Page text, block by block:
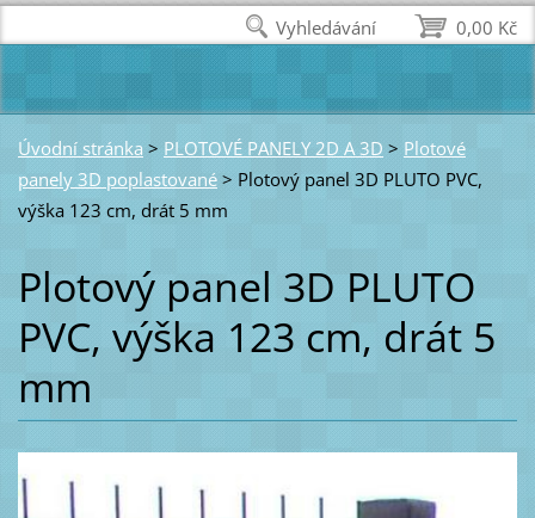
Úvodní stránka > PLOTOVÉ PANELY 2D A 3D > Plotové
panely 3D poplastované > Plotový panel 3D PLUTO PVC,
výška 123 cm, drát 5 mm
Plotový panel 3D PLUTO
PVC, výška 123 cm, drát 5
mm
0,00 Kč
Vyhledávání